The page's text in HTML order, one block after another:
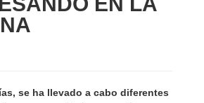
se ha llevado a cabo diferentes